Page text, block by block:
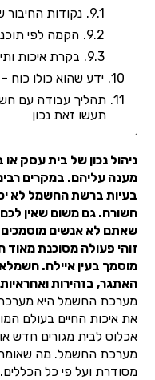
נקודות
הקמה לפי
בקרת איכות
ידע שהוא כולו
תהליך עבודה עם
תעשו זאת נכון
ניהול נכון של בית עסק או
מענה עליהם. במקרים
בעיות ברשת החשמל לא
השורה. גם משום שאין לכם
שאתם לא אנשים
זוהי פעולה מסוכנת מאוד
מוסמך בעין איילה.
האתגר, בזהירות
מערכת החשמל היא מערכת
את איכות החיים בעולם
אכלוס לבית מגורים חדש
מערכת החשמל. מה
מסודרת ועל פי כל